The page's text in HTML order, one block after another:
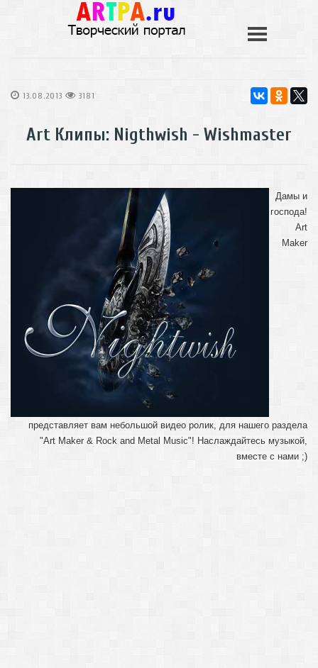
13.08.2013 3181
Art Клипы: Nigthwish - Wishmaster
Дамы и
господа!
Art
Maker
представляет вам небольшой видео ролик, для нашего раздела
"Art Maker & Rock and Metal Music"! Наслаждайтесь музыкой,
вместе с нами ;)